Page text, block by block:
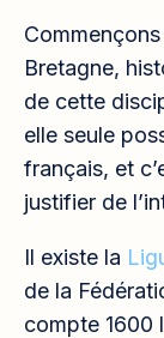
Bretagne,
de cette
elle seule
français, et
justifier de
Il existe la
de la
compte 1600